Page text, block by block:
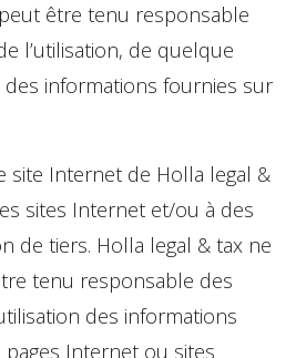
être tenu responsable
l’utilisation, de quelque
des informations fournies sur
site Internet de Holla legal &
sites Internet et/ou à des
de tiers. Holla legal & tax ne
tenu responsable des
des informations
Internet ou sites